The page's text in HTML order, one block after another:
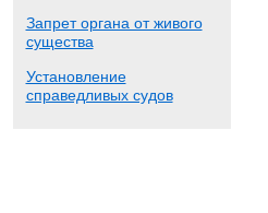
Запрет органа от живого
существа
Установление
справедливых судов